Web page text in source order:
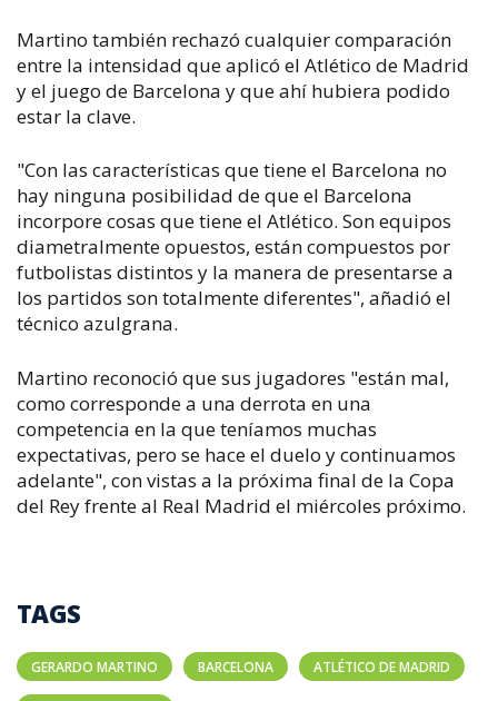
Martino también rechazó cualquier comparación
entre la intensidad que aplicó el Atlético de Madrid
y el juego de Barcelona y que ahí hubiera podido
estar la clave.
"Con las características que tiene el Barcelona no
hay ninguna posibilidad de que el Barcelona
incorpore cosas que tiene el Atlético. Son equipos
diametralmente opuestos, están compuestos por
futbolistas distintos y la manera de presentarse a
los partidos son totalmente diferentes", añadió el
técnico azulgrana.
Martino reconoció que sus jugadores "están mal,
como corresponde a una derrota en una
competencia en la que teníamos muchas
expectativas, pero se hace el duelo y continuamos
adelante", con vistas a la próxima final de la Copa
del Rey frente al Real Madrid el miércoles próximo.
TAGS
GERARDO MARTINO BARCELONA ATLÉTICO DE MADRID